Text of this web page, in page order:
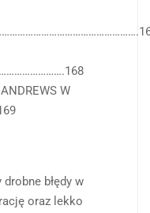
W
błędy w
oraz lekko